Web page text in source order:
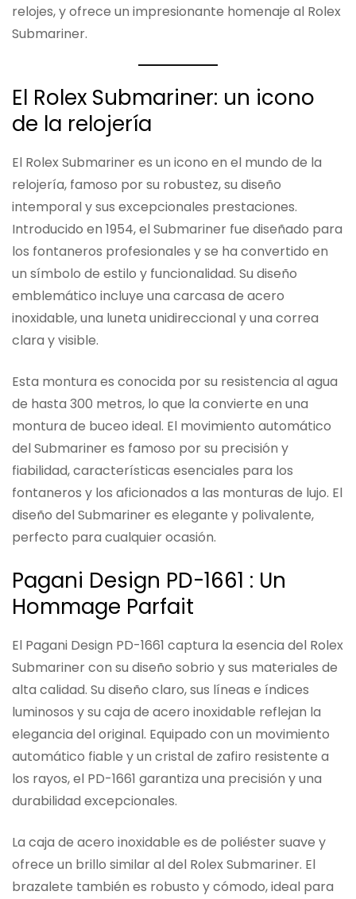
relojes, y ofrece un impresionante homenaje al Rolex
Submariner.
El Rolex Submariner: un icono
de la relojería
El Rolex Submariner es un icono en el mundo de la
relojería, famoso por su robustez, su diseño
intemporal y sus excepcionales prestaciones.
Introducido en 1954, el Submariner fue diseñado para
los fontaneros profesionales y se ha convertido en
un símbolo de estilo y funcionalidad. Su diseño
emblemático incluye una carcasa de acero
inoxidable, una luneta unidireccional y una correa
clara y visible.
Esta montura es conocida por su resistencia al agua
de hasta 300 metros, lo que la convierte en una
montura de buceo ideal. El movimiento automático
del Submariner es famoso por su precisión y
fiabilidad, características esenciales para los
fontaneros y los aficionados a las monturas de lujo. El
diseño del Submariner es elegante y polivalente,
perfecto para cualquier ocasión.
Pagani Design PD-1661 : Un
Hommage Parfait
El Pagani Design PD-1661 captura la esencia del Rolex
Submariner con su diseño sobrio y sus materiales de
alta calidad. Su diseño claro, sus líneas e índices
luminosos y su caja de acero inoxidable reflejan la
elegancia del original. Equipado con un movimiento
automático fiable y un cristal de zafiro resistente a
los rayos, el PD-1661 garantiza una precisión y una
durabilidad excepcionales.
La caja de acero inoxidable es de poliéster suave y
ofrece un brillo similar al del Rolex Submariner. El
brazalete también es robusto y cómodo, ideal para